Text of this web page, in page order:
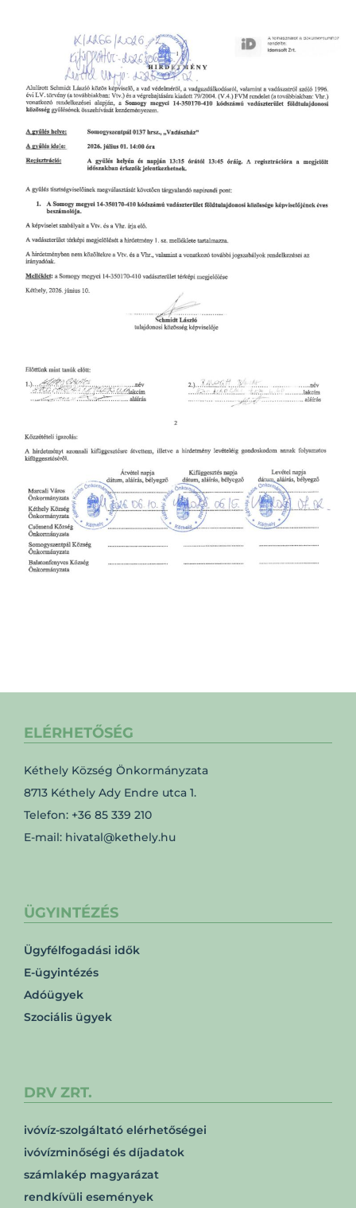
ELÉRHETŐSÉG
Kéthely Község Önkormányzata
8713 Kéthely Ady Endre utca 1.
Telefon: +36 85 339 210
E-mail: hivatal@kethely.hu
ÜGYINTÉZÉS
Ügyfélfogadási idők
E-ügyintézés
Adóügyek
Szociális ügyek
DRV ZRT.
ivóvíz-szolgáltató elérhetőségei
ivóvízminőségi és díjadatok
számlakép magyarázat
rendkívüli események